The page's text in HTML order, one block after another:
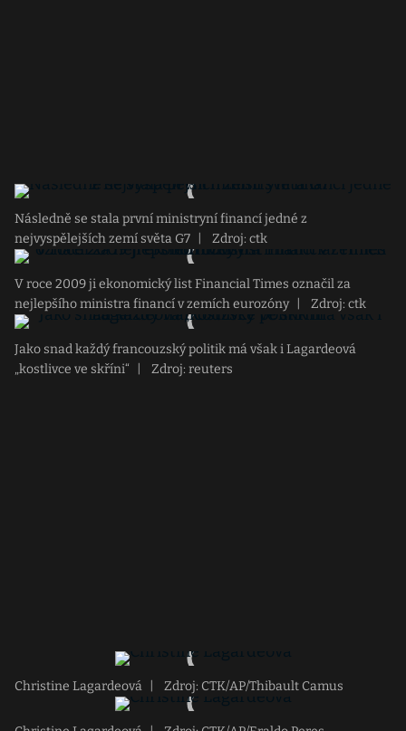
Následně se stala první ministryní financí jedné z
nejvyspělejších zemí světa G7
Zdroj: ctk
V roce 2009 ji ekonomický list Financial Times označil za
nejlepšího ministra financí v zemích eurozóny
Zdroj: ctk
Jako snad každý francouzský politik má však i Lagardeová
„kostlivce ve skříni“
Zdroj: reuters
Christine Lagardeová Zdroj: CTK/AP/Thibault Camus